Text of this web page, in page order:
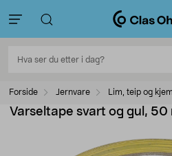
Forside Jernvare Lim, teip og
Varseltape svart og gul, 50